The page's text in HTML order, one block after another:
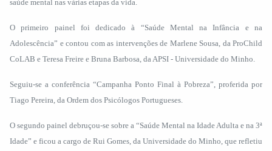
saúde mental nas várias etapas da vida.
O primeiro painel foi dedicado à “Saúde Mental na Infância e na
Adolescência” e contou com as intervenções de Marlene Sousa, da ProChild
CoLAB e Teresa Freire e Bruna Barbosa, da APSI - Universidade do Minho.
Seguiu-se a conferência “Campanha Ponto Final à Pobreza”, proferida por
Tiago Pereira, da Ordem dos Psicólogos Portugueses.
O segundo painel debruçou-se sobre a “Saúde Mental na Idade Adulta e na 3ª
Idade” e ficou a cargo de Rui Gomes, da Universidade do Minho, que refletiu